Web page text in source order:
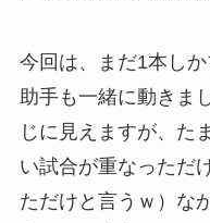
今回は、まだ1本し
助手も一緒に動きま
じに見えますが、た
い試合が重なっただ
ただけと言うｗ）な